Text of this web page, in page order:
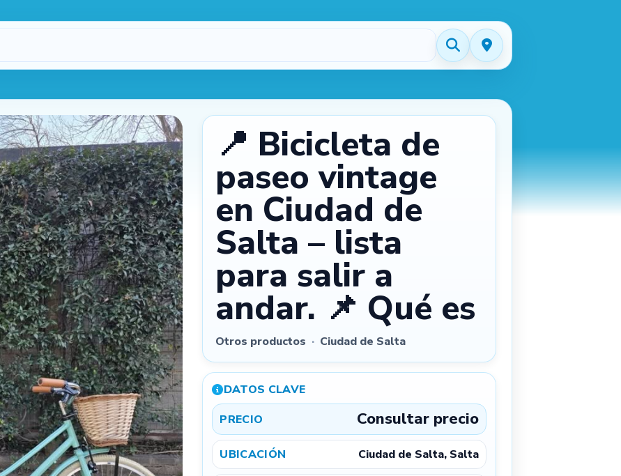
📍 Bicicleta de
paseo vintage
en Ciudad de
Salta – lista
para salir a
andar. 📌 Qué es
Otros productos · Ciudad de Salta
DATOS CLAVE
PRECIO
Consultar precio
UBICACIÓN Ciudad de Salta, Salta
Procesando…
2 máx.3
Cámara Galería
Quitar todas
Podésarrastrar las fotospara cambiar el orden. La primera será la
imagen principal.
3